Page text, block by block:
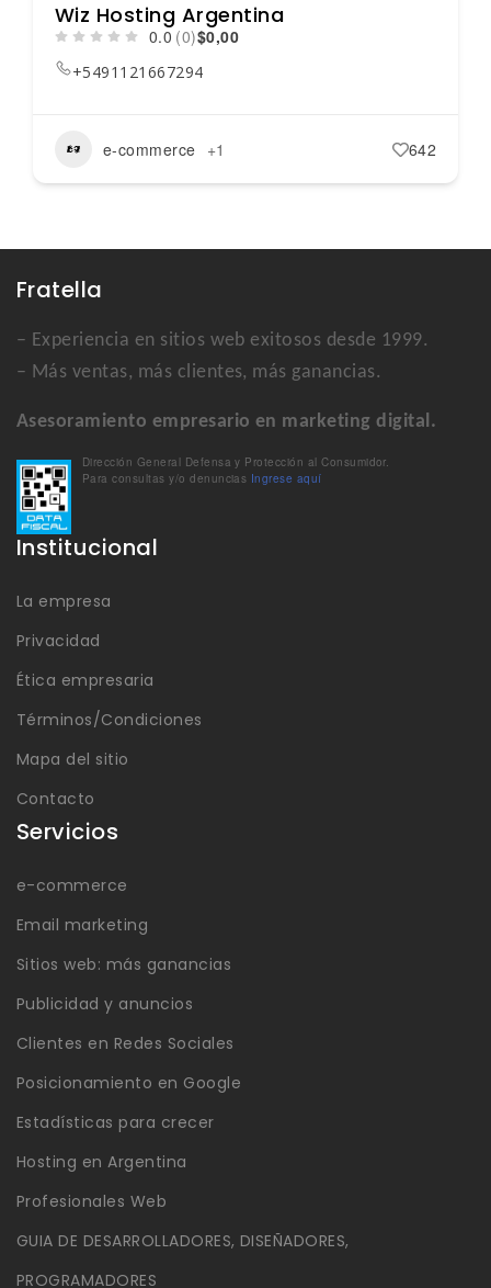
Wiz Hosting Argentina
0.0 (0)$0,00
+5491121667294
e-commerce +1 642
Fratella
– Experiencia en sitios web exitosos desde 1999.
– Más ventas, más clientes, más ganancias.
Asesoramiento empresario en marketing digital.
Dirección General Defensa y Protección al Consumidor.
Para consultas y/o denuncias Ingrese aquí
Institucional
La empresa
Privacidad
Ética empresaria
Términos/Condiciones
Mapa del sitio
Contacto
Servicios
e-commerce
Email marketing
Sitios web: más ganancias
Publicidad y anuncios
Clientes en Redes Sociales
Posicionamiento en Google
Estadísticas para crecer
Hosting en Argentina
Profesionales Web
GUIA DE DESARROLLADORES, DISEÑADORES,
PROGRAMADORES